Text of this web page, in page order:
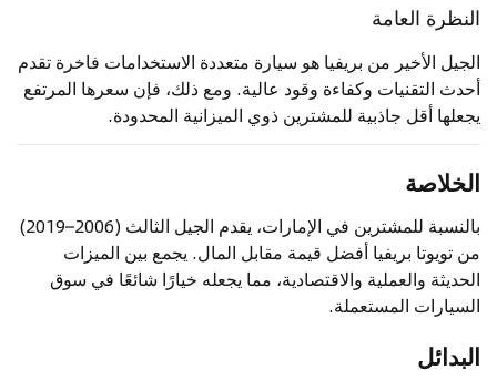
النظرة العامة
الجيل الأخير من بريفيا هو سيارة متعددة الاستخدامات فاخرة تقدم
أحدث التقنيات وكفاءة وقود عالية. ومع ذلك، فإن سعرها المرتفع
يجعلها أقل جاذبية للمشترين ذوي الميزانية المحدودة.
الخلاصة
بالنسبة للمشترين في الإمارات، يقدم الجيل الثالث (2006–2019)
من تويوتا بريفيا أفضل قيمة مقابل المال. يجمع بين الميزات
الحديثة والعملية والاقتصادية، مما يجعله خيارًا شائعًا في سوق
السيارات المستعملة.
البدائل